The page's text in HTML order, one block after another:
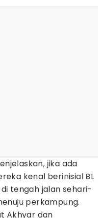
jika ada
kenal berinisial BL
tengah jalan sehari-
perkampung.
Akhyar dan